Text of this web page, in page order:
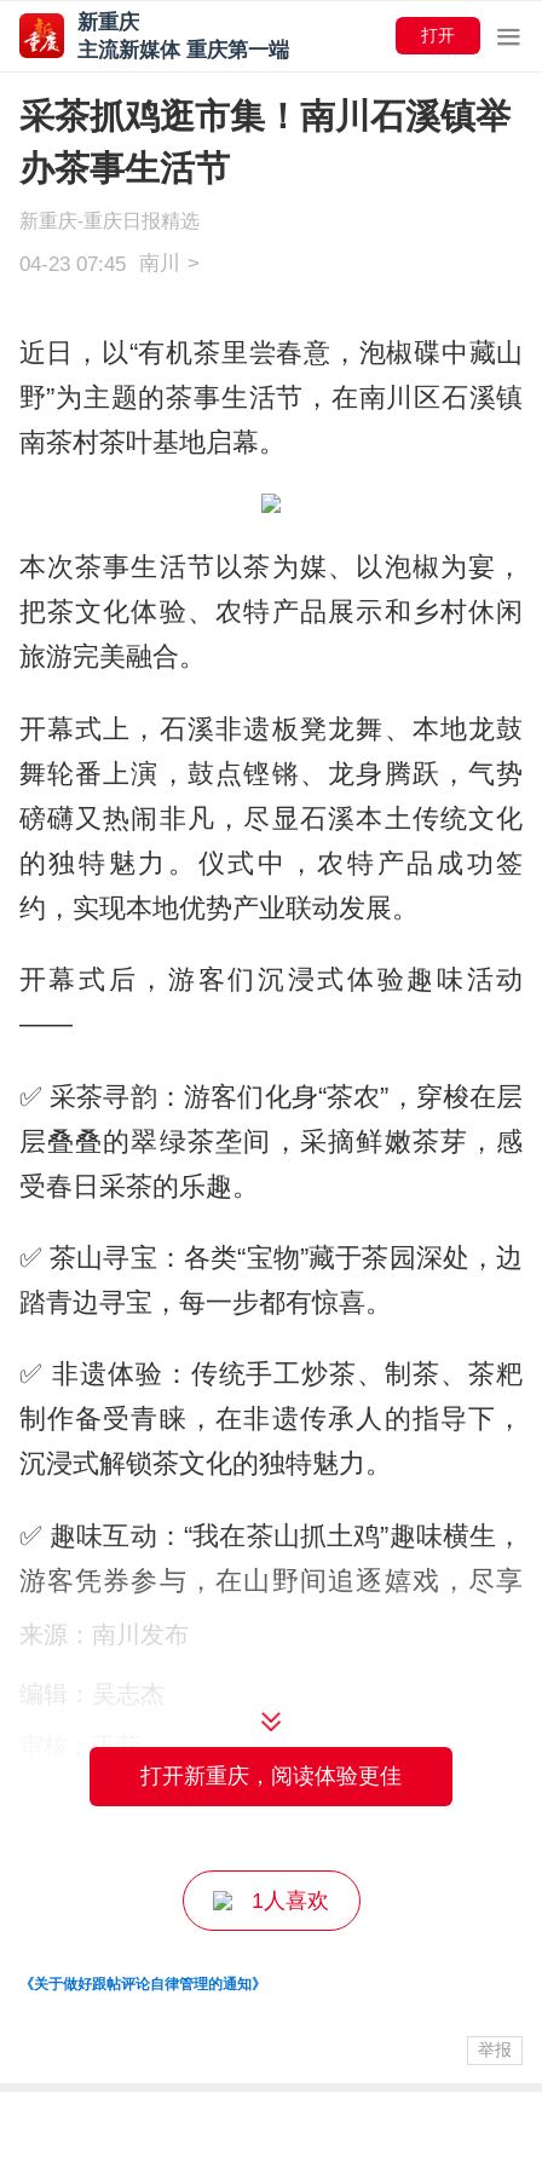
新重庆
主流新媒体 重庆第一端
打开
采茶抓鸡逛市集！南川石溪镇举
办茶事生活节
新重庆-重庆日报精选
04-23 07:45 南川 >
近日，以“有机茶里尝春意，泡椒碟中藏山
野”为主题的茶事生活节，在南川区石溪镇
南茶村茶叶基地启幕。
本次茶事生活节以茶为媒、以泡椒为宴，
把茶文化体验、农特产品展示和乡村休闲
旅游完美融合。
开幕式上，石溪非遗板凳龙舞 、本地龙鼓
舞轮番上演，鼓点铿锵、龙身腾跃，气势
磅礴又热闹非凡，尽显石溪本土传统文化
的独特魅力。仪式中，农特产品成功签
约，实现本地优势产业联动发展。
开幕式后，游客们沉浸式体验趣味活动
——
✅ 采茶寻韵：游客们化身“茶农”，穿梭在层
层叠叠的翠绿茶垄间，采摘鲜嫩茶芽，感
受春日采茶的乐趣。
✅ 茶山寻宝：各类“宝物”藏于茶园深处，边
踏青边寻宝，每一步都有惊喜。
✅ 非遗体验：传统手工炒茶、制茶、茶粑
制作备受青睐，在非遗传承人的指导下，
沉浸式解锁茶文化的独特魅力。
✅ 趣味互动：“我在茶山抓土鸡”趣味横生，
游客凭券参与，在山野间追逐嬉戏，尽享
纯粹的田园之乐。
特色茶馆内，免费品饮香茗，一口下去，
春日的清甜在舌尖蔓延；乡村集市上，泡
满目，都是原生态好味道，引得游客纷纷
活动尾声，大家围坐在一起，品尝地道泡
来源：南川发布
编辑：吴志杰
审核：王萃
主编：王成
打开新重庆，阅读体验更佳
1人喜欢
《关于做好跟帖评论自律管理的通知》
举报